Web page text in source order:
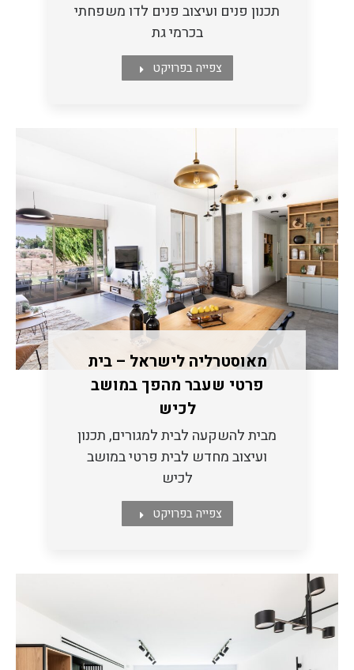
תכנון פנים ועיצוב פנים לדו משפחתי
בכרמי גת
צפייה בפרויקט
מאוסטרליה לישראל – בית
פרטי שעבר מהפך במושב
לכיש
מבית להשקעה לבית למגורים, תכנון
ועיצוב מחדש לבית פרטי במושב
לכיש
צפייה בפרויקט